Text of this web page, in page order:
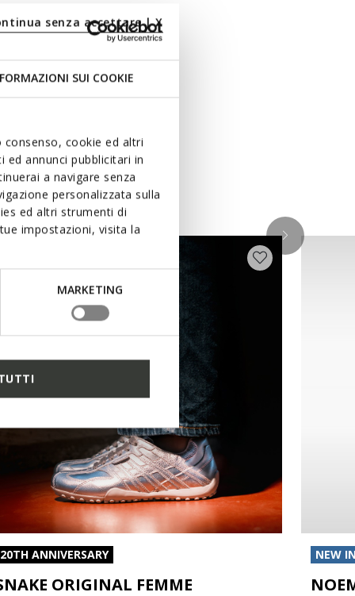
SUI COOKIE
cookie ed altri
annunci pubblicitari in
a navigare senza
personalizzata sulla
ed altri strumenti di
impostazioni, visita la
MARKETING
senza accettare | X
20TH ANNIVERSARY
ORIGINAL FEMME
NEW